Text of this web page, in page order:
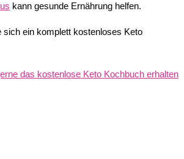
kann gesunde Ernährung helfen.
sich ein komplett kostenloses Keto
das kostenlose Keto Kochbuch erhalten